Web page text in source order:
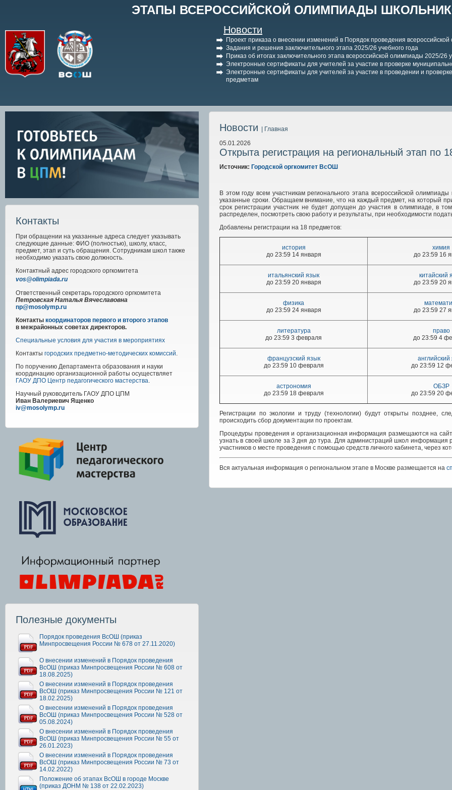
ЭТАПЫ ВСЕРОССИЙСКОЙ ОЛИМПИАДЫ
Новости
Проект приказа о внесении изменений в Порядок проведения
Задания и решения заключительного этапа 2025/26 учебного года
Приказ об итогах заключительного этапа всероссийской олимпиады 2025/26
Электронные сертификаты для учителей за участие в проверке
Электронные сертификаты для учителей за участие в проведении и
предметам
Контакты
При обращении на указанные адреса следует указывать
следующие данные: ФИО (полностью), школу, класс,
предмет, этап и суть обращения. Сотрудникам школ также
необходимо указать свою должность.
Контактный адрес городского оргкомитета
vos@olimpiada.ru
Ответственный секретарь городского оргкомитета
Петровская Наталья Вячеславовна
np@mosolymp.ru
Контакты координаторов первого и второго этапов
в межрайонных советах директоров.
Специальные условия для участия в мероприятиях
Контакты городских предметно-методических комиссий.
По поручению Департамента образования и науки
координацию организационной работы осуществляет
ГАОУ ДПО Центр педагогического мастерства.
Научный руководитель ГАОУ ДПО ЦПМ
Иван Валериевич Ященко
iv@mosolymp.ru
Полезные документы
Порядок проведения ВсОШ (приказ
Минпросвещения России № 678 от 27.11.2020)
О внесении изменений в Порядок проведения
ВсОШ (приказ Минпросвещения России № 608 от
18.08.2025)
О внесении изменений в Порядок проведения
ВсОШ (приказ Минпросвещения России № 121 от
18.02.2025)
О внесении изменений в Порядок проведения
ВсОШ (приказ Минпросвещения России № 528 от
05.08.2024)
О внесении изменений в Порядок проведения
ВсОШ (приказ Минпросвещения России № 55 от
26.01.2023)
О внесении изменений в Порядок проведения
ВсОШ (приказ Минпросвещения России № 73 от
14.02.2022)
Положение об этапах ВсОШ в городе Москве
(приказ ДОНМ № 138 от 22.02.2023)
Новости
| Главная
05.01.2026
Открыта регистрация на региональный этап по
Источник: Городской оргкомитет ВсОШ
В этом году всем участникам регионального этапа всероссийской
указанные сроки. Обращаем внимание, что на каждый предмет, на который
срок регистрации участник не будет допущен до участия в олимпиаде, в
распределен, посмотреть свою работу и результаты, при необходимости
Добавлены регистрации на 18 предметов:
история
до 23:59 14 января
химия
до 23:59 16
итальянский язык
до 23:59 20 января
китайский
до 23:59 20
физика
до 23:59 24 января
до 23:59 27
литература
до 23:59 3 февраля
право
до 23:59 4
французский язык
до 23:59 10 февраля
английский
до 23:59 12
астрономия
до 23:59 18 февраля
ОБЗР
до 23:59 20
Регистрации по экологии и труду (технологии) будут открыты позднее,
происходить сбор документации по проектам.
Процедуры проведения и организационная информация размещаются на
узнать в своей школе за 3 дня до тура. Для администраций школ
участников о месте проведения с помощью средств личного кабинета, через
Вся актуальная информация о региональном этапе в Москве размещается на